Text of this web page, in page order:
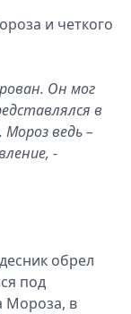
и четкого
Он мог
в
Мороз ведь –
-
обрел
под
Мороза, в